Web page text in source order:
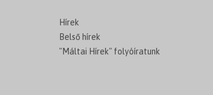
Hírek
Belső hírek
"Máltai Hírek" folyóíratunk